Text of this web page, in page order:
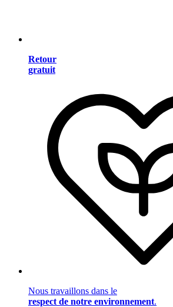
Retour
gratuit
Nous travaillons dans le
respect de notre environnement.